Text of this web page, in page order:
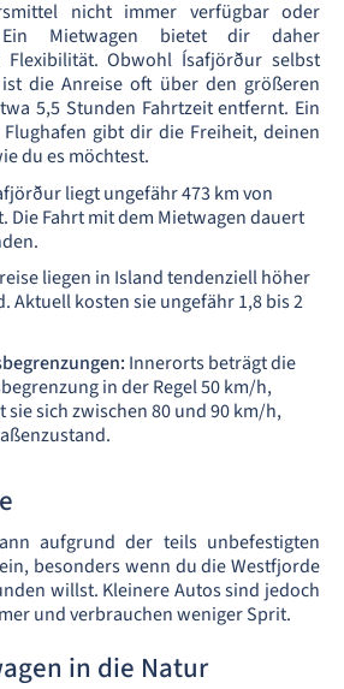
nicht immer verfügbar oder
Mietwagen bietet dir daher
Flexibilität. Obwohl Ísafjörður selbst
die Anreise oft über den größeren
5,5 Stunden Fahrtzeit entfernt. Ein
gibt dir die Freiheit, deinen
du es möchtest.
liegt ungefähr 473 km von
Die Fahrt mit dem Mietwagen dauert
liegen in Island tendenziell höher
Aktuell kosten sie ungefähr 1,8 bis 2
Innerorts beträgt die
in der Regel 50 km/h,
sich zwischen 80 und 90 km/h,
aufgrund der teils unbefestigten
besonders wenn du die Westfjorde
willst. Kleinere Autos sind jedoch
und verbrauchen weniger Sprit.
in die Natur